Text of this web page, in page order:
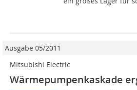
Ausgabe 05/2011
Mitsubishi Electric
Wärmepumpenkaskade